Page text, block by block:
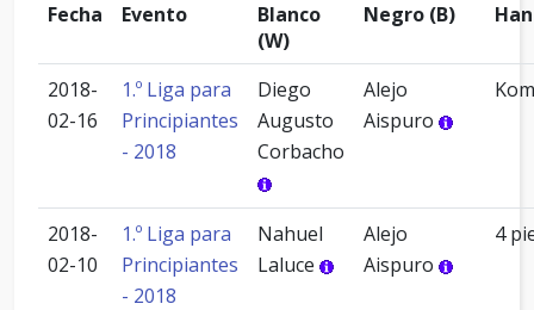
Fecha Evento
Blanco
(W)
Negro (B)
2018-
02-16
1.º Liga para
Principiantes
- 2018
Diego
Augusto
Corbacho
Alejo
Aispuro
2018-
02-10
1.º Liga para
Principiantes
- 2018
Nahuel
Laluce
Alejo
Aispuro
4